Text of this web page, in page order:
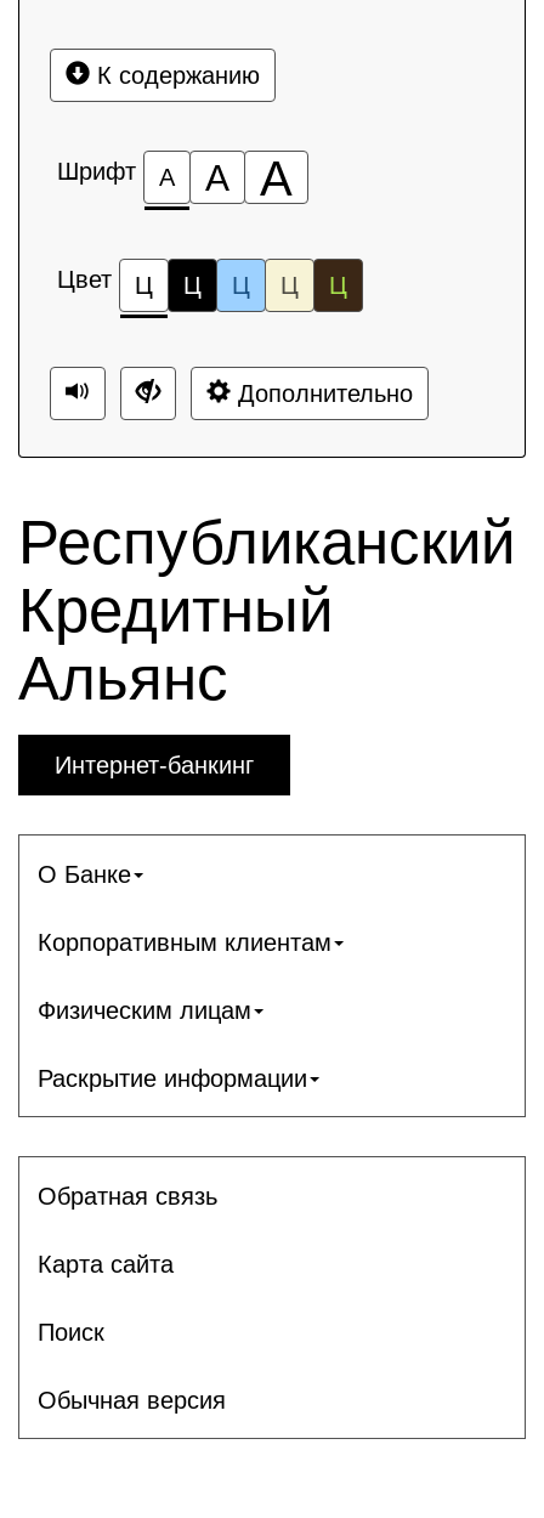
К содержанию
Шрифт А А А
Цвет Ц Ц Ц Ц Ц
Дополнительно
Республиканский
Кредитный
Альянс
Интернет-банкинг
О Банке
Корпоративным клиентам
Физическим лицам
Раскрытие информации
Обратная связь
Карта сайта
Поиск
Обычная версия